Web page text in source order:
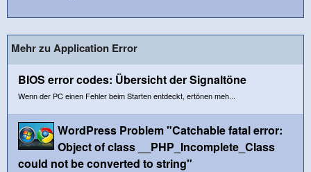
Mehr zu Application Error
BIOS error codes: Übersicht der Signaltöne
Wenn der PC einen Fehler beim Starten entdeckt, ertönen meh...
WordPress Problem "Catchable fatal error:
Object of class __PHP_Incomplete_Class
could not be converted to string"